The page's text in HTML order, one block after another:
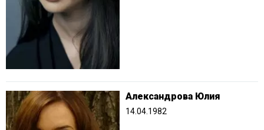
Александрова Юлия
14.04.1982